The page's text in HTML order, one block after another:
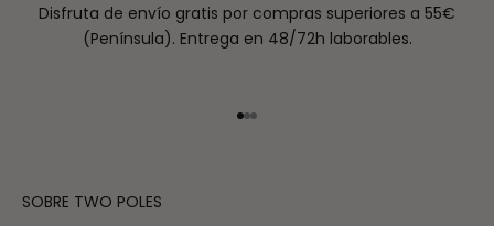
Disfruta de envío gratis por compras superiores a 55€
(Península). Entrega en 48/72h laborables.
Ir al artículo 1
Ir al artículo 2
Ir al artículo 3
SOBRE TWO POLES